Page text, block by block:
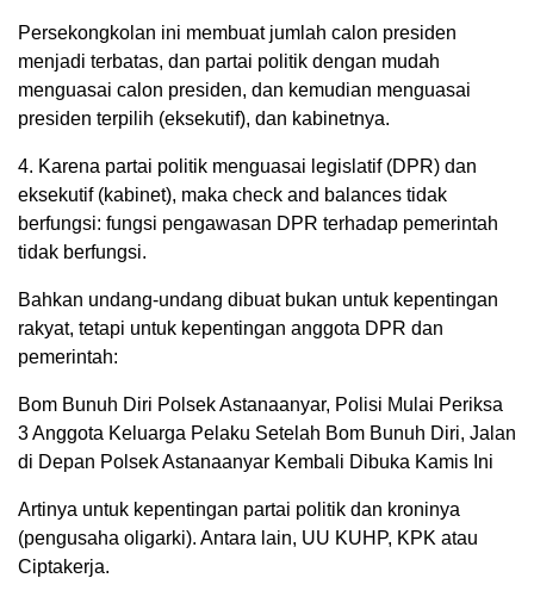
Persekongkolan ini membuat jumlah calon presiden
menjadi terbatas, dan partai politik dengan mudah
menguasai calon presiden, dan kemudian menguasai
presiden terpilih (eksekutif), dan kabinetnya.
4. Karena partai politik menguasai legislatif (DPR) dan
eksekutif (kabinet), maka check and balances tidak
berfungsi: fungsi pengawasan DPR terhadap pemerintah
tidak berfungsi.
Bahkan undang-undang dibuat bukan untuk kepentingan
rakyat, tetapi untuk kepentingan anggota DPR dan
pemerintah:
Bom Bunuh Diri Polsek Astanaanyar, Polisi Mulai Periksa
3 Anggota Keluarga Pelaku Setelah Bom Bunuh Diri, Jalan
di Depan Polsek Astanaanyar Kembali Dibuka Kamis Ini
Artinya untuk kepentingan partai politik dan kroninya
(pengusaha oligarki). Antara lain, UU KUHP, KPK atau
Ciptakerja.